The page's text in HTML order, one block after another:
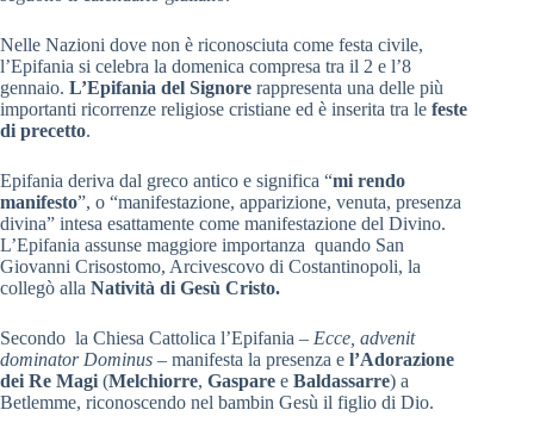
Nelle Nazioni dove non è riconosciuta come festa civile,
l’Epifania si celebra la domenica compresa tra il 2 e l’8
gennaio. L’Epifania del Signore rappresenta una delle più
importanti ricorrenze religiose cristiane ed è inserita tra le feste
di precetto.
Epifania deriva dal greco antico e significa “mi rendo
manifesto”, o “manifestazione, apparizione, venuta, presenza
divina” intesa esattamente come manifestazione del Divino.
L’Epifania assunse maggiore importanza quando San
Giovanni Crisostomo, Arcivescovo di Costantinopoli, la
collegò alla Natività di Gesù Cristo.
Secondo la Chiesa Cattolica l’Epifania – Ecce, advenit
dominator Dominus – manifesta la presenza e l’Adorazione
dei Re Magi (Melchiorre, Gaspare e Baldassarre) a
Betlemme, riconoscendo nel bambin Gesù il figlio di Dio.